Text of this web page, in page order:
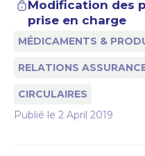
Modification des
prise en charge
MÉDICAMENTS &
RELATIONS
CIRCULAIRES
Publié le 2 April 2019